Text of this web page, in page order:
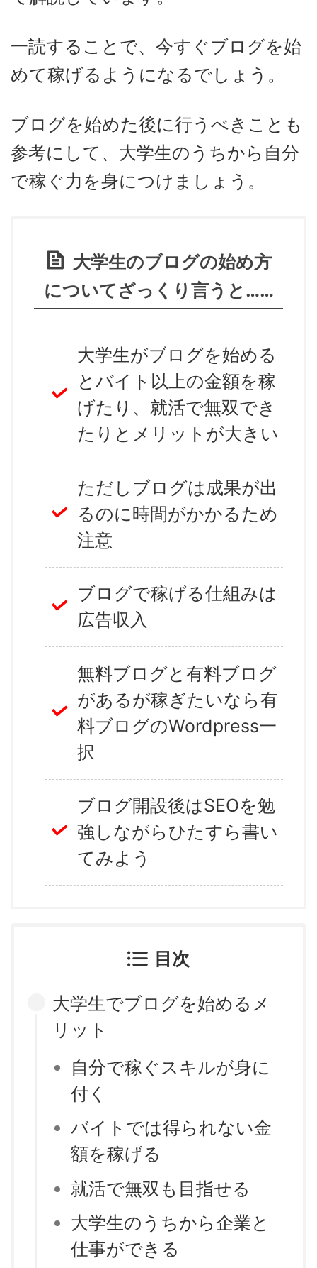
一読することで、今すぐブログを始
めて稼げるようになるでしょう。
ブログを始めた後に行うべきことも
参考にして、大学生のうちから自分
で稼ぐ力を身につけましょう。
大学生のブログの始め方
についてざっくり言うと……
大学生がブログを始める
とバイト以上の金額を稼
げたり、就活で無双でき
たりとメリットが大きい
ただしブログは成果が出
るのに時間がかかるため
注意
ブログで稼げる仕組みは
広告収入
無料ブログと有料ブログ
があるが稼ぎたいなら有
料ブログのWordpress一
択
ブログ開設後はSEOを勉
強しながらひたすら書い
てみよう
目次
大学生でブログを始めるメ
リット
自分で稼ぐスキルが身に
付く
バイトでは得られない金
額を稼げる
就活で無双も目指せる
大学生のうちから企業と
仕事ができる